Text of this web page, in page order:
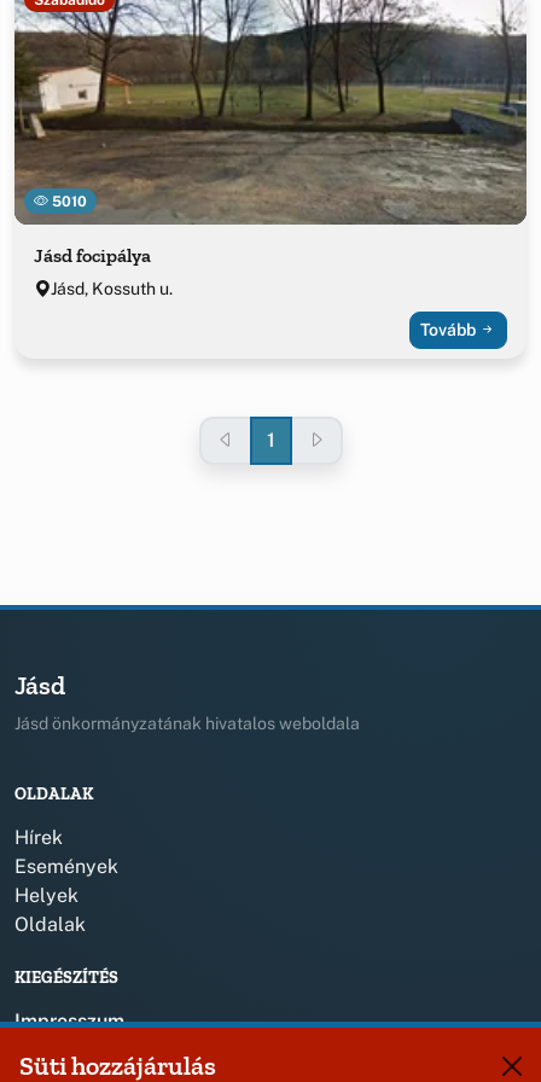
5010
Jásd focipálya
Jásd, Kossuth u.
Tovább
1
Jásd
Jásd önkormányzatának hivatalos weboldala
OLDALAK
Hírek
Események
Helyek
Oldalak
KIEGÉSZÍTÉS
Impresszum
KAPCSOLAT
Süti hozzájárulás